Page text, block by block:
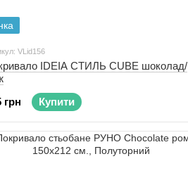
VLid156
IDEIA СТИЛЬ CUBE шоколад/
грн
Купити